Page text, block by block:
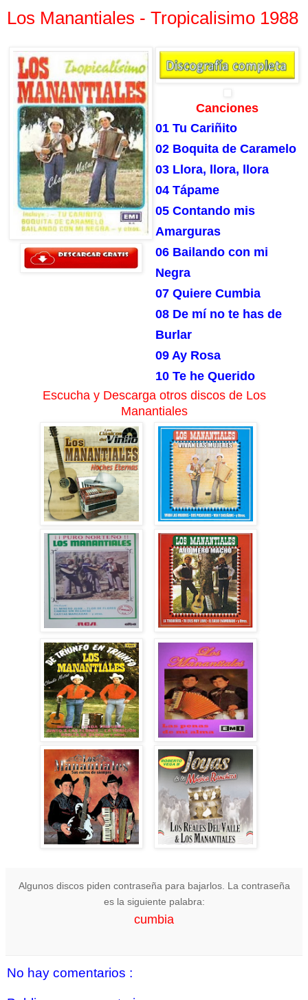
Los Manantiales - Tropicalisimo 1988
Canciones
01 Tu Cariñito
02 Boquita de Caramelo
03 Llora, llora, llora
04 Tápame
05 Contando mis
Amarguras
06 Bailando con mi
Negra
07 Quiere Cumbia
08 De mí no te has de
Burlar
09 Ay Rosa
10 Te he Querido
Escucha y Descarga otros discos de Los
Manantiales
Algunos discos piden contraseña para bajarlos. La contraseña
es la siguiente palabra:
cumbia
No hay comentarios :